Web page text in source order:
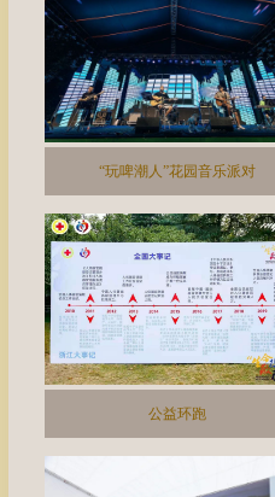
“玩啤潮人”花园音乐派对
公益环跑